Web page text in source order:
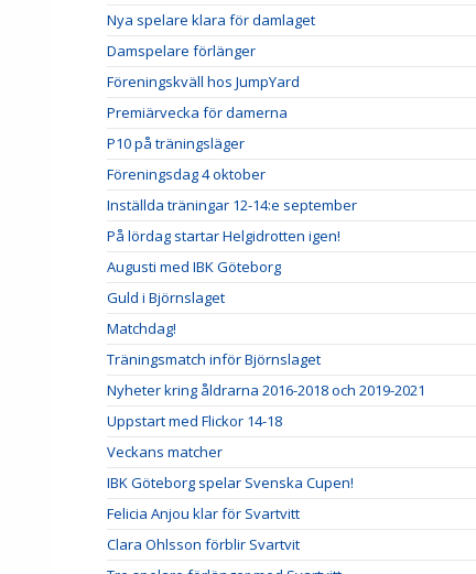
Nya spelare klara för damlaget
Damspelare förlänger
Föreningskväll hos JumpYard
Premiärvecka för damerna
P10 på träningsläger
Föreningsdag 4 oktober
Inställda träningar 12-14:e september
På lördag startar Helgidrotten igen!
Augusti med IBK Göteborg
Guld i Björnslaget
Matchdag!
Träningsmatch inför Björnslaget
Nyheter kring åldrarna 2016-2018 och 2019-2021
Uppstart med Flickor 14-18
Veckans matcher
IBK Göteborg spelar Svenska Cupen!
Felicia Anjou klar för Svartvitt
Clara Ohlsson förblir Svartvit